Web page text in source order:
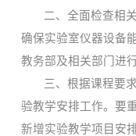
二、全面检查相
确保实验室仪器设备
教务部及相关部门进
三、根据课程要
验教学安排工作。要
新增实验教学项目安